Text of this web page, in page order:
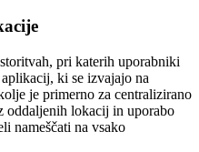
pri katerih uporabniki
ki se izvajajo na
je primerno za centralizirano
oddaljenih lokacij in uporabo
nameščati na vsako